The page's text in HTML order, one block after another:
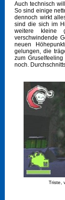
Auch technisch
So sind einige
dennoch wirkt
sind die sich im
weitere kleine
verschwindende
neuen
gelungen, die
zum
noch.
Triste,